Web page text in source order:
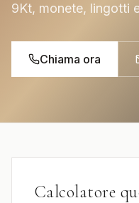
9Kt, monete, lingotti
Chiama ora
Calcolatore